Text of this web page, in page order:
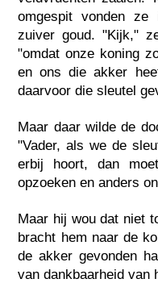
omgespit vonden
zuiver goud. "Kijk,"
"omdat onze koning
en ons die akker
daarvoor die sleutel
Maar daar wilde de
"Vader, als we de
erbij hoort, dan
opzoeken en anders
Maar hij wou dat niet
bracht hem naar de
de akker gevonden
van dankbaarheid van